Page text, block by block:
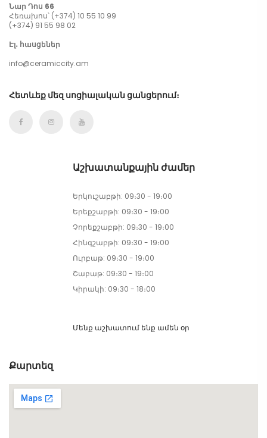
Նար Դոս 66
Հեռախոս՝ (+374) 10 55 10 99
(+374) 91 55 98 02
Էլ․ հասցեներ
info@ceramiccity.am
Հետևեք մեզ սոցիալական ցանցերում։
Աշխատանքային ժամեր
Երկուշաբթի: 09։30 - 19։00
Երեքշաբթի: 09։30 - 19։00
Չորեքշաբթի: 09։30 - 19։00
Հինգշաբթի: 09։30 - 19։00
Ուրբաթ: 09։30 - 19։00
Շաբաթ: 09։30 - 19։00
Կիրակի: 09։30 - 18։00
Մենք աշխատում ենք ամեն օր
Քարտեզ